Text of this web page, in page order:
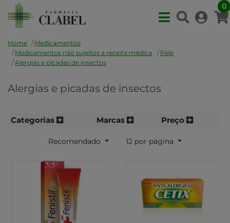
0
Home
Medicamentos
Medicamentos não sujeitos a receita médica
Pele
Alergias e picadas de insectos
Alergias e picadas de insectos
Categorias Marcas Preço
Recomendado 12 por página